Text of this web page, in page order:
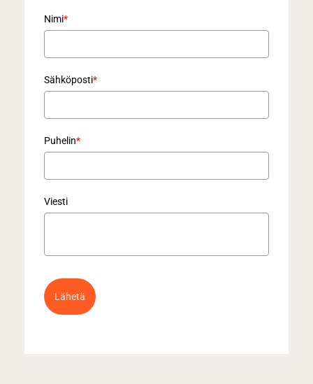
Nimi*
Sähköposti*
Puhelin*
Viesti
Lähetä